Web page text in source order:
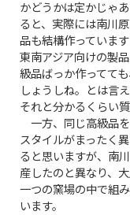
かどうかは定かじゃ
ると、実際には南川
品も結構作っていま
東南アジア向けの製
級品ばっか作ってて
しょうしね。とは言
それと分かるくらい
一方、同じ高級品
スタイルがまったく
ると思いますが、南
産したのと異なり、
一つの窯場の中で組
います。